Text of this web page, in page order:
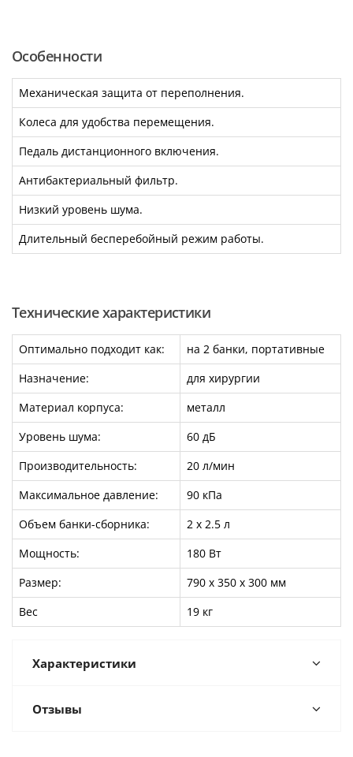
Особенности
Механическая защита от переполнения.
Колеса для удобства перемещения.
Педаль дистанционного включения.
Антибактериальный фильтр.
Низкий уровень шума.
Длительный бесперебойный режим работы.
Технические характеристики
Оптимально подходит как:
на 2 банки, портативные
Назначение:
для хирургии
Материал корпуса:
металл
Уровень шума:
60 дБ
Производительность:
20 л/мин
Максимальное давление:
90 кПа
Объем банки-сборника:
2 x 2.5 л
Мощность:
180 Вт
Размер:
790 x 350 x 300 мм
Вес
19 кг
Характеристики
Отзывы